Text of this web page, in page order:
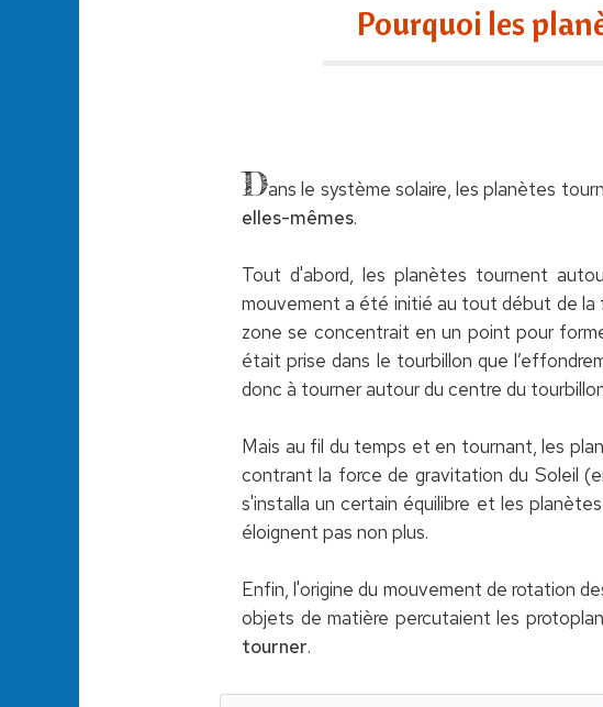
Pourquoi les
Dans le système solaire, les planètes
elles-mêmes.
Tout d'abord, les planètes tournent
mouvement a été initié au tout début de la
zone se concentrait en un point pour
était prise dans le tourbillon que
donc à tourner autour du centre du
Mais au fil du temps et en tournant, les
contrant la force de gravitation du Soleil
s'installa un certain équilibre et les
éloignent pas non plus.
Enfin, l'origine du mouvement de rotation
objets de matière percutaient les
tourner.